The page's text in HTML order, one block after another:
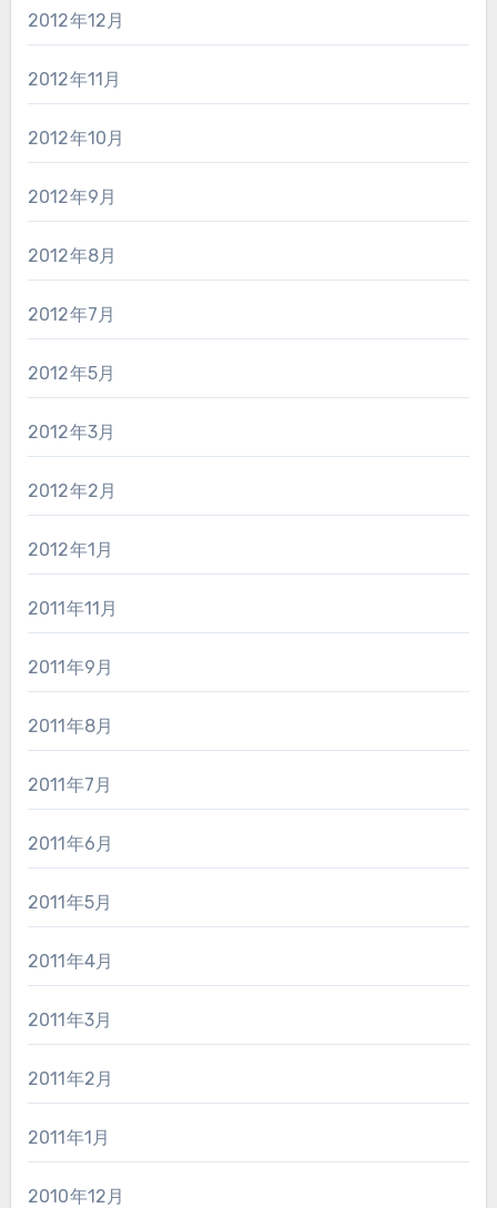
2012年12月
2012年11月
2012年10月
2012年9月
2012年8月
2012年7月
2012年5月
2012年3月
2012年2月
2012年1月
2011年11月
2011年9月
2011年8月
2011年7月
2011年6月
2011年5月
2011年4月
2011年3月
2011年2月
2011年1月
2010年12月